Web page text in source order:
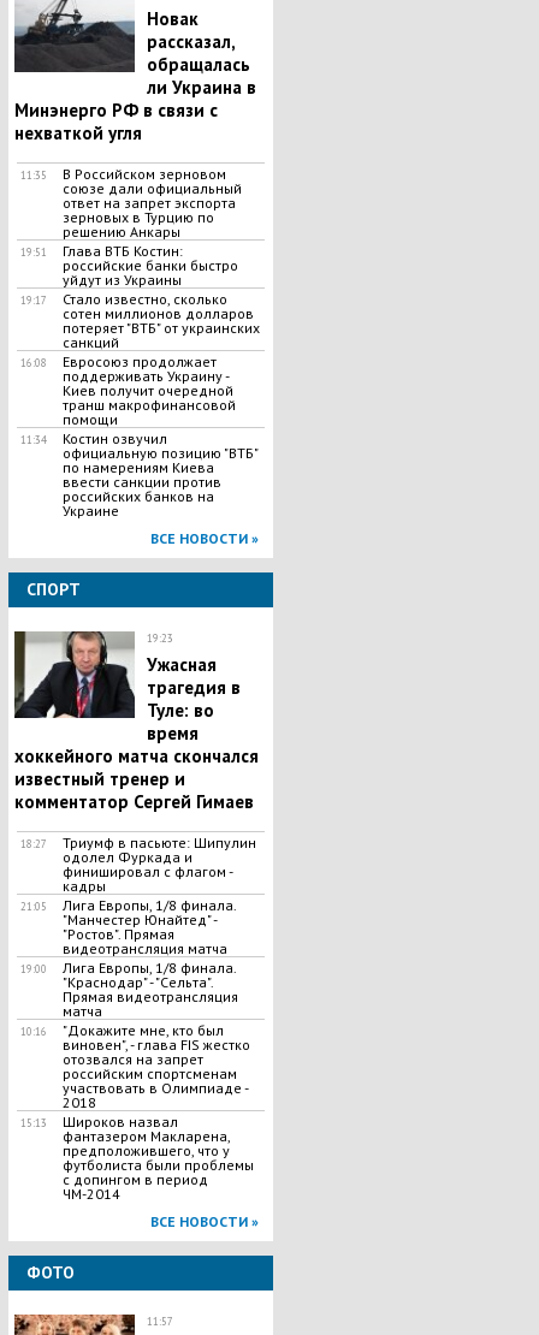
Новак
рассказал,
обращалась
ли Украина в
Минэнерго РФ в связи с
нехваткой угля
11:35
В Российском зерновом
союзе дали официальный
ответ на запрет экспорта
зерновых в Турцию по
решению Анкары
19:51
Глава ВТБ Костин:
российские банки быстро
уйдут из Украины
19:17
Стало известно, сколько
сотен миллионов долларов
потеряет "ВТБ" от украинских
санкций
16:08
Евросоюз продолжает
поддерживать Украину -
Киев получит очередной
транш макрофинансовой
помощи
11:34
Костин озвучил
официальную позицию "ВТБ"
по намерениям Киева
ввести санкции против
российских банков на
Украине
ВСЕ НОВОСТИ »
СПОРТ
19:23
​Ужасная
трагедия в
Туле: во
время
хоккейного матча скончался
известный тренер и
комментатор Сергей Гимаев
18:27
Триумф в пасьюте: Шипулин
одолел Фуркада и
финишировал с флагом -
кадры
21:05
Лига Европы, 1/8 финала.
"Манчестер Юнайтед" -
"Ростов". Прямая
видеотрансляция матча
19:00
Лига Европы, 1/8 финала.
"Краснодар" - "Сельта".
Прямая видеотрансляция
матча
10:16
"Докажите мне, кто был
виновен", - глава FIS жестко
отозвался на запрет
российским спортсменам
участвовать в Олимпиаде -
2018
15:13
Широков назвал
фантазером Макларена,
предположившего, что у
футболиста были проблемы
с допингом в период
ЧМ-2014
ВСЕ НОВОСТИ »
ФОТО
11:57